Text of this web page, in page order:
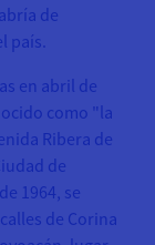
de
país.
en abril de
como "la
Ribera de
de
1964, se
de Corina